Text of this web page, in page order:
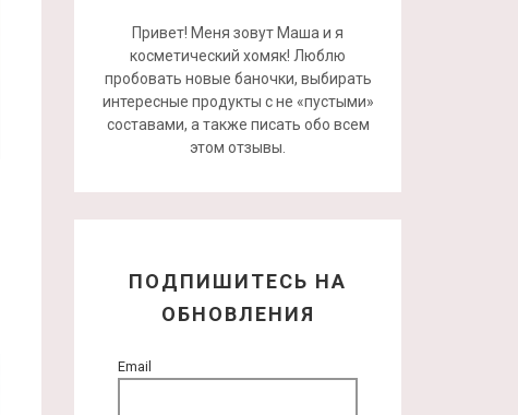
Привет! Меня зовут Маша и я
косметический хомяк! Люблю
пробовать новые баночки, выбирать
интересные продукты с не «пустыми»
составами, а также писать обо всем
этом отзывы.
ПОДПИШИТЕСЬ НА
ОБНОВЛЕНИЯ
Email